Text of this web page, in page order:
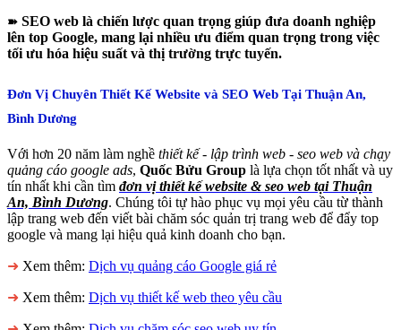
➽ SEO web là chiến lược quan trọng giúp đưa doanh nghiệp
lên top Google, mang lại nhiều ưu điểm quan trọng trong việc
tối ưu hóa hiệu suất và thị trường trực tuyến.
Đơn Vị Chuyên Thiết Kế Website và SEO Web Tại Thuận An,
Bình Dương
Với hơn 20 năm làm nghề thiết kế - lập trình web - seo web và chạy
quảng cáo google ads, Quốc Bửu Group là lựa chọn tốt nhất và uy
tín nhất khi cần tìm đơn vị thiết kế website & seo web tại Thuận
An, Bình Dương. Chúng tôi tự hào phục vụ mọi yêu cầu từ thành
lập trang web đến viết bài chăm sóc quản trị trang web để đẩy top
google và mang lại hiệu quả kinh doanh cho bạn.
➜ Xem thêm: Dịch vụ quảng cáo Google giá rẻ
➜ Xem thêm: Dịch vụ thiết kế web theo yêu cầu